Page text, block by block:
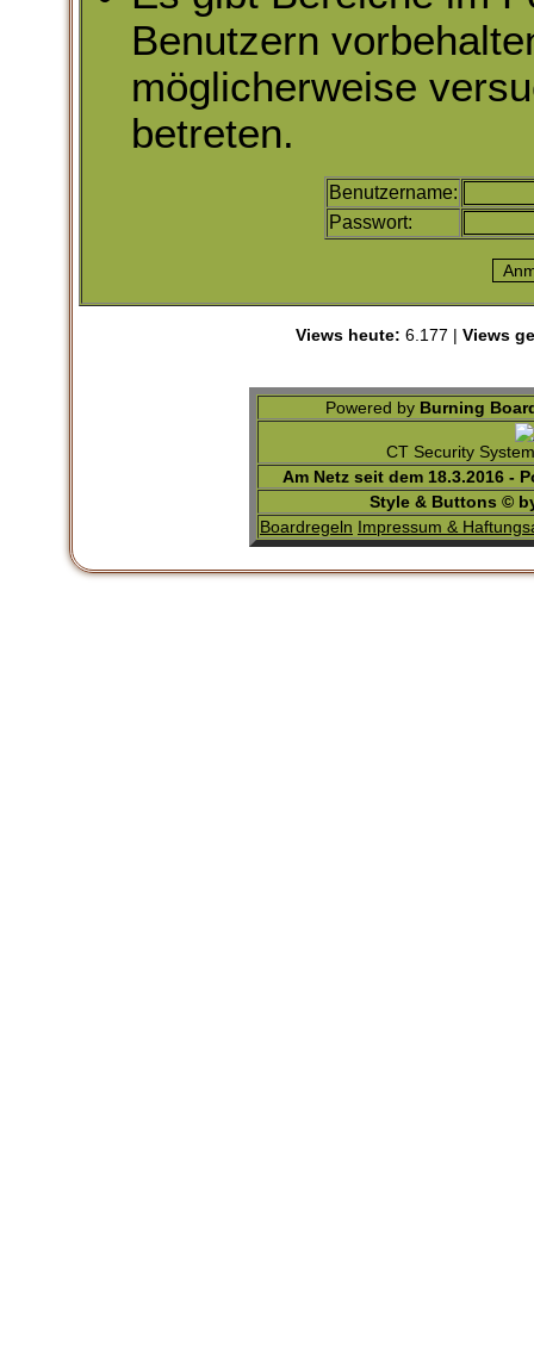
Benutzern
möglicherweise
betreten.
Benutzername:
Passwort:
Views heute: 6.177 | Views
Powered by Burning
CT Security
Am Netz seit dem 18.3.2016 -
Style & Buttons ©
Boardregeln Impressum &